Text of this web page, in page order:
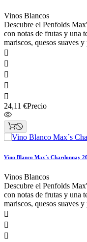
Vinos Blancos
Descubre el Penfolds
con notas de frutas y una
mariscos, quesos suaves y





24,11 €Precio
Vino Blanco Max´s Chardonnay
Vinos Blancos
Descubre el Penfolds
con notas de frutas y una
mariscos, quesos suaves y


